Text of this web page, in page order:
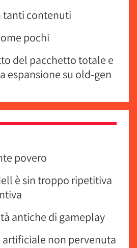
tanti contenuti
pochi
del pacchetto totale e
espansione su old-gen
povero
è sin troppo ripetitiva
antiche di gameplay
artificiale non pervenuta